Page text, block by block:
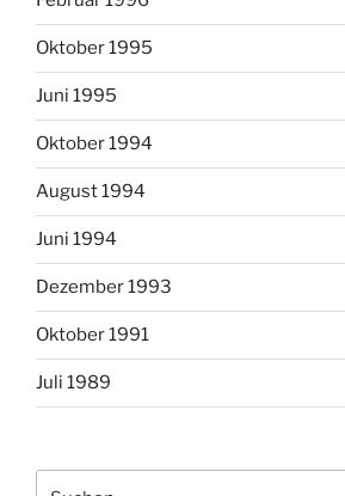
Oktober 1995
Juni 1995
Oktober 1994
August 1994
Juni 1994
Dezember 1993
Oktober 1991
Juli 1989